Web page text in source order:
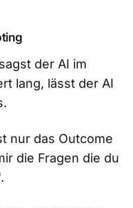
der AI im
lang, lässt der AI
nur das Outcome
die Fragen die du